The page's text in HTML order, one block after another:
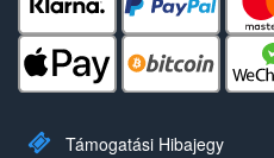
Támogatási Hibajegy